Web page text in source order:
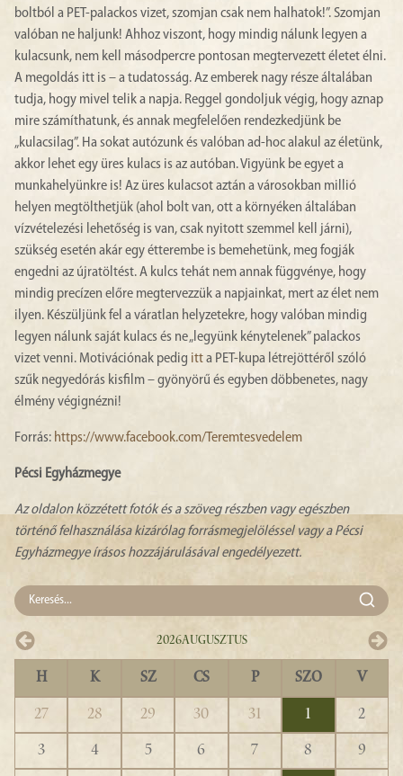
boltból a PET-palackos vizet, szomjan csak nem halhatok!”. Szomjan
valóban ne haljunk! Ahhoz viszont, hogy mindig nálunk legyen a
kulacsunk, nem kell másodpercre pontosan megtervezett életet élni.
A megoldás itt is – a tudatosság. Az emberek nagy része általában
tudja, hogy mivel telik a napja. Reggel gondoljuk végig, hogy aznap
mire számíthatunk, és annak megfelelően rendezkedjünk be
„kulacsilag”. Ha sokat autózunk és valóban ad-hoc alakul az életünk,
akkor lehet egy üres kulacs is az autóban. Vigyünk be egyet a
munkahelyünkre is! Az üres kulacsot aztán a városokban millió
helyen megtölthetjük (ahol bolt van, ott a környéken általában
vízvételezési lehetőség is van, csak nyitott szemmel kell járni),
szükség esetén akár egy étterembe is bemehetünk, meg fogják
engedni az újratöltést. A kulcs tehát nem annak függvénye, hogy
mindig precízen előre megtervezzük a napjainkat, mert az élet nem
ilyen. Készüljünk fel a váratlan helyzetekre, hogy valóban mindig
legyen nálunk saját kulacs és ne „legyünk kénytelenek” palackos
vizet venni. Motivációnak pedig itta PET-kupa létrejöttéről szóló
szűk negyedórás kisfilm – gyönyörű és egyben döbbenetes, nagy
élmény végignézni!
Forrás: https://www.facebook.com/Teremtesvedelem
Pécsi Egyházmegye
Az oldalon közzétett fotók és a szöveg részben vagy egészben
történő felhasználása kizárólag forrásmegjelöléssel vagy a Pécsi
Egyházmegye írásos hozzájárulásával engedélyezett.
2026Augusztus
H K SZ CS P SZO V
27 28 29 30 31 1
2
3
4 5 6 7 8
9